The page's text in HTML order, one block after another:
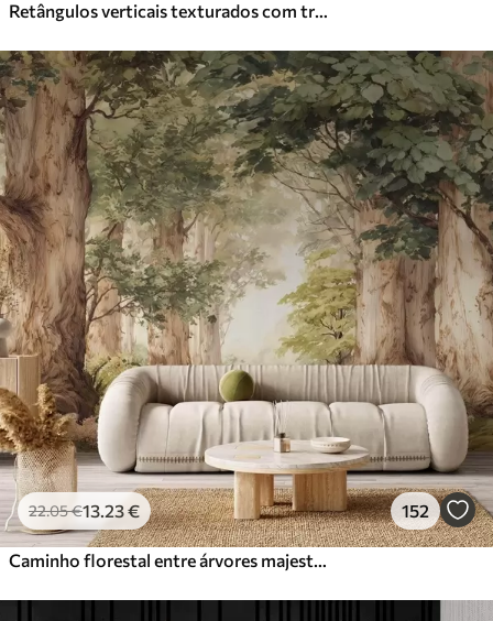
Retângulos verticais texturados com transparências variáveis e tons de verde; arte abstrata
22.05€13.23€ 152
Caminho florestal entre árvores majestosas em estilo aquarela